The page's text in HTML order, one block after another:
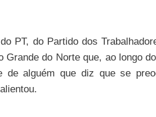
PT, do Partido dos
Grande do Norte que, ao longo
de alguém que diz que se